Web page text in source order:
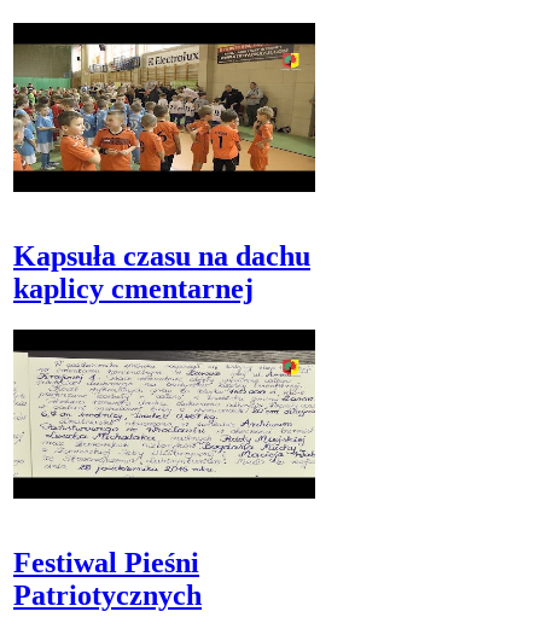
Kapsuła czasu na dachu
kaplicy cmentarnej
Festiwal Pieśni
Patriotycznych